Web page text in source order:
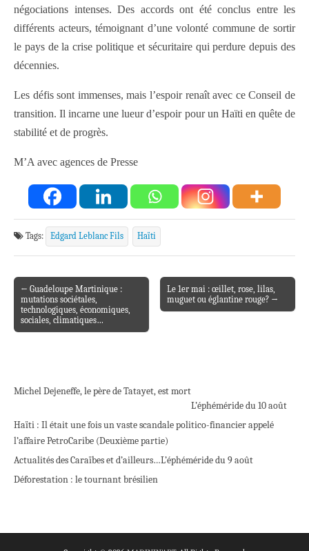
négociations intenses. Des accords ont été conclus entre les
différents acteurs, témoignant d’une volonté commune de sortir
le pays de la crise politique et sécuritaire qui perdure depuis des
décennies.
Les défis sont immenses, mais l’espoir renaît avec ce Conseil de
transition. Il incarne une lueur d’espoir pour un Haïti en quête de
stabilité et de progrès.
M’A avec agences de Presse
Tags: Edgard Leblanc Fils Haïti
Post navigation
← Guadeloupe Martinique :
mutations sociétales,
technologiques, économiques,
sociales, climatiques…
Le 1er mai : œillet, rose, lilas,
muguet ou églantine rouge? →
Michel Dejeneffe, le père de Tatayet, est mort
L’éphéméride du 10 août
Haïti : Il était une fois un vaste scandale politico-financier appelé
l’affaire PetroCaribe (Deuxième partie)
Actualités des Caraïbes et d’ailleurs…L’éphéméride du 9 août
Déforestation : le tournant brésilien